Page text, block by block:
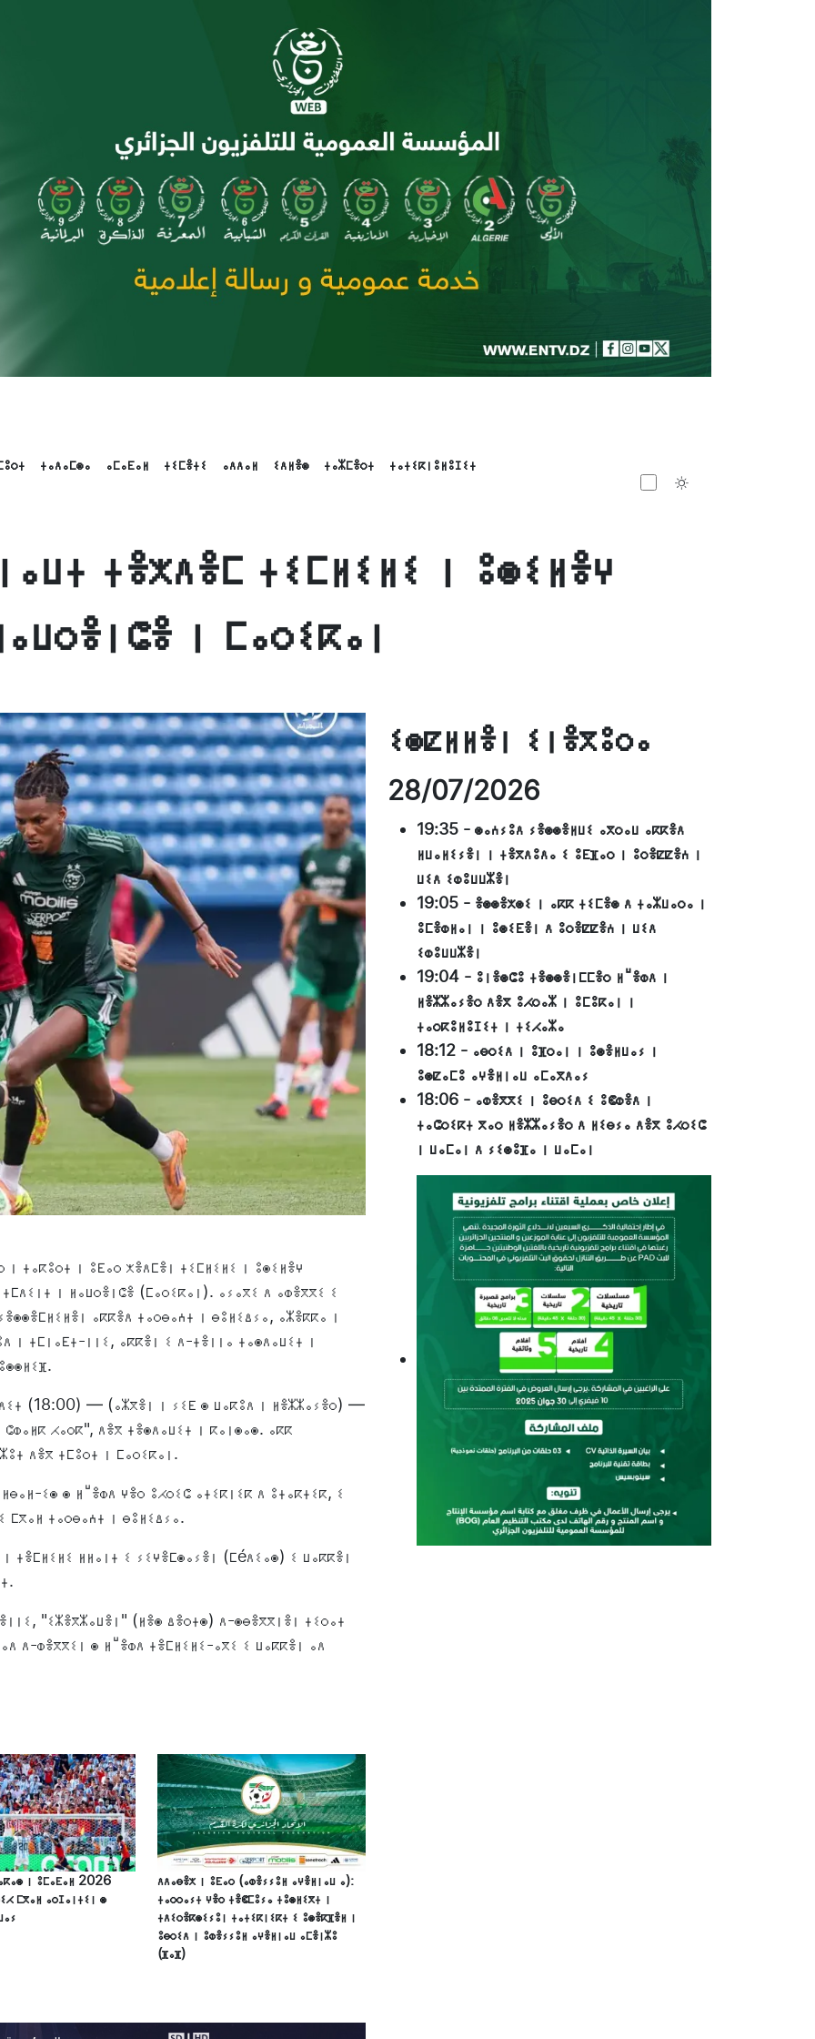
ⵜⴰⴷⴰⵎⵙⴰ ⴰⵎⴰⴹⴰⵍ ⵜⵉⵎⴻⵜⵉ ⴰⴷⴷⴰⵍ ⵉⴷⵍⴻⵙ ⵜⴰⵣⵎⴻⵔⵜ
ⵜⴰⵜⵉⴽⵏⵓⵍⵓⵊⵉⵜ
ⵜⴻⵅⴷⴻⵎ ⵜⵉⵎⵍⵉⵍⵉ ⵏ ⵓⵙⵉⵍⴻⵖ
ⵏ ⵎⴰⵔⵉⴽⴰⵏ
ⵏ ⵜⴰⴽⵓⵔⵜ ⵏ ⵓⴹⴰⵔ ⵅⴻⴷⵎⴻⵏ ⵜⵉⵎⵍⵉⵍⵉ ⵏ ⵓⵙⵉⵍⴻⵖ
ⵏ ⵍⴰⵡⵔⴻⵏⵛⴻ (ⵎⴰⵔⵉⴽⴰⵏ). ⴰⵢⴰⴳⵉ ⴷ ⴰⵀⴻⴳⴳⵉ ⵉ
ⴰⴽⴽⴻⴷ ⵜⴰⵔⴱⴰⵄⵜ ⵏ ⴱⵓⵍⵉⵠⵢⴰ, ⴰⵣⴻⴽⴽⴰ ⵏ
ⵏ ⵜⵎⵏⴰⴹⵜ-ⵏⵏⵉ, ⴰⴽⴽⴻⵏ ⵉ ⴷ-ⵜⴻⵏⵏⴰ ⵜⴰⵙⴷⴰⵡⵉⵜ ⵏ
(18:00) — (ⴰⵣⴳⴻⵏ ⵏ ⵢⵉⴹ ⵙ ⵡⴰⴽⵓⴷ ⵏ ⵍⴻⵣⵣⴰⵢⴻⵔ) —
ⵃⴰⵔⴽ", ⴷⴻⴳ ⵜⴻⵙⴷⴰⵡⵉⵜ ⵏ ⴽⴰⵏⵙⴰⵙ. ⴰⴽⴽ
ⴷⴻⴳ ⵜⵎⵓⵔⵜ ⵏ ⵎⴰⵔⵉⴽⴰⵏ.
ⵉⵙ ⵙ ⵍⵯⴻⵀⴷ ⵖⴻⵔ ⵓⵃⵔⵉⵛ ⴰⵜⵉⴽⵏⵉⴽ ⴷ ⵓⵜⴰⴽⵜⵉⴽ, ⵉ
ⵎⴳⴰⵍ ⵜⴰⵔⴱⴰⵄⵜ ⵏ ⴱⵓⵍⵉⵠⵢⴰ.
ⵜⴻⵎⵍⵉⵍⵉ ⵍⵍⴰⵏⵜ ⵉ ⵢⵉⵖⴻⵎⵙⴰⵢⴻⵏ (ⵎéⴷⵉⴰⵙ) ⵉ ⵡⴰⴽⴽⴻⵏ
"ⵉⵣⴻⴳⵣⴰⵡⴻⵏ" (ⵍⴻⵙ ⵠⴻⵔⵜⵙ) ⴷ-ⵙⴱⴻⴳⴳⵏⴻⵏ ⵜⵉⵔⴰⵜ
ⴷ-ⵀⴻⴳⴳⵉⵏ ⵙ ⵍⵯⴻⵀⴷ ⵜⴻⵎⵍⵉⵍⵉ-ⴰⴳⵉ ⵉ ⵡⴰⴽⴽⴻⵏ ⴰⴷ
ⵏ ⵓⵎⴰⴹⴰⵍ 2026
ⵎⴳⴰⵍ ⴰⵔⵊⴰⵏⵜⵉⵏ ⵙ
ⴷⴷⴰⴱⴻⵅ ⵏ ⵓⴹⴰⵔ (ⴰⵀⴻⵢⵢⵓⵍ ⴰⵖⴻⵍⵏⴰⵡ ⴰ):
ⵜⴰⵔⵔⴰⵢⵜ ⵖⴻⵔ ⵜⴻⵞⵎⵓⵢⴰ ⵜⵓⵙⵍⵉⴳⵜ ⵏ
ⵜⴷⵉⵔⴻⴽⵙⵉⵢⵓⵏ ⵜⴰⵜⵉⴽⵏⵉⴽⵜ ⵉ ⵓⵙⴻⴽⴼⴻⵍ ⵏ
ⵓⴱⵔⵉⴷ ⵏ ⵓⵀⴻⵢⵢⵓⵍ ⴰⵖⴻⵍⵏⴰⵡ ⴰⵎⴻⵏⵣⵓ
(ⴼⴰⴼ)
ⵉⵙⵇⵍⵍⴻⵏ ⵉⵏⴻⴳⵓⵔⴰ
28/07/2026
19:35 - ⵙⴰⵄⵢⵓⴷ ⵢⴻⵙⵙⴻⵍⵡⵉ ⴰⴳⵔⴰⵡ ⴰⴽⴽⴻⴷ
ⵍⵡⴰⵍⵉⵢⴻⵏ ⵏ ⵜⴻⴳⴷⵓⴷⴰ ⵉ ⵓⴹⴼⴰⵔ ⵏ ⵓⵔⴻⵇⵇⴻⵄ ⵏ
ⵡⵉⴷ ⵉⵀⵓⵡⵡⵣⴻⵏ
19:05 - ⴻⵙⵙⴻⵅⵙⵉ ⵏ ⴰⴽⴽ ⵜⵉⵎⴻⵙ ⴷ ⵜⴰⵣⵡⴰⵔⴰ ⵏ
ⵓⵎⴻⵀⵍⴰⵏ ⵏ ⵓⵙⵉⴹⴻⵏ ⴷ ⵓⵔⴻⵇⵇⴻⵄ ⵏ ⵡⵉⴷ
ⵉⵀⵓⵡⵡⵣⴻⵏ
19:04 - ⵓⵏⴻⵙⵛⵓ ⵜⴻⵙⵙⴻⵏⵎⵎⴻⵔ ⵍⵯⴻⵀⴷ ⵏ
ⵍⴻⵣⵣⴰⵢⴻⵔ ⴷⴻⴳ ⵓⵃⵔⴰⵣ ⵏ ⵓⵎⵓⴽⴰⵏ ⵏ
ⵜⴰⵔⴽⵓⵍⵓⵊⵉⵜ ⵏ ⵜⵉⵃⴰⵣⴰ
18:12 - ⴰⴱⵔⵉⴷ ⵏ ⵓⴼⵔⴰⵏ ⵏ ⵓⵙⴻⵍⵡⴰⵢ ⵏ
ⵓⵙⵇⴰⵎⵓ ⴰⵖⴻⵍⵏⴰⵡ ⴰⵎⴰⴳⴷⴰⵢ
18:06 - ⴰⵀⴻⴳⴳⵉ ⵏ ⵓⴱⵔⵉⴷ ⵉ ⵓⵞⵀⴻⴷ ⵏ
ⵜⴰⵛⵔⵉⴽⵜ ⴳⴰⵔ ⵍⴻⵣⵣⴰⵢⴻⵔ ⴷ ⵍⵉⴱⵢⴰ ⴷⴻⴳ ⵓⵃⵔⵉⵛ
ⵏ ⵡⴰⵎⴰⵏ ⴷ ⵢⵉⵙⵓⴼⴰ ⵏ ⵡⴰⵎⴰⵏ